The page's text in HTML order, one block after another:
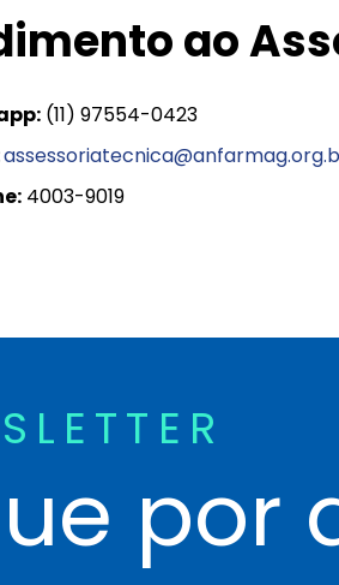
ao
: (11) 97554-0423
: 4003-9019
por